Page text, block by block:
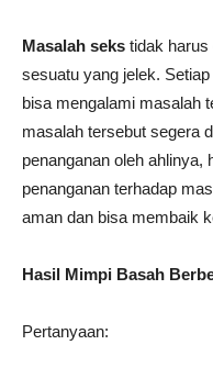
Masalah seks tidak harus
sesuatu yang jelek.
bisa mengalami masalah
masalah tersebut segera
penanganan oleh ahlinya,
penanganan terhadap
aman dan bisa membaik
Hasil Mimpi Basah
Pertanyaan: